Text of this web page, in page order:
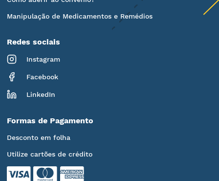
Manipulação de Medicamentos e Remédios
Redes sociais
Instagram
Facebook
LinkedIn
Formas de Pagamento
Desconto em folha
Utilize cartões de crédito